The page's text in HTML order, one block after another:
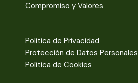
Compromiso y Valores
Politica de Privacidad
Protección de Datos Personales
Política de Cookies